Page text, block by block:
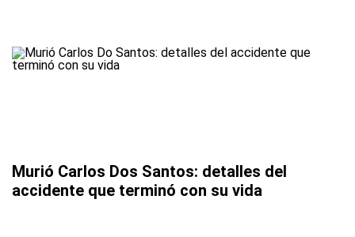
Murió Carlos Dos Santos: detalles del
accidente que terminó con su vida